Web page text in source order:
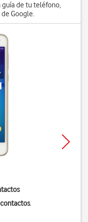
guía de tu teléfono,
Google.
.